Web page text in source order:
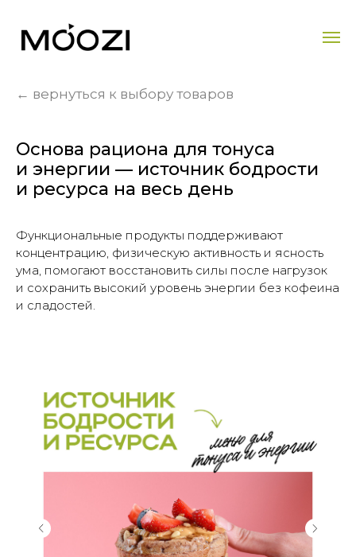
← вернуться к выбору товаров
Основа рациона для тонуса
и энергии — источник бодрости
и ресурса на весь день
Функциональные продукты поддерживают
концентрацию, физическую активность и ясность
ума, помогают восстановить силы после нагрузок
и сохранить высокий уровень энергии без кофеина
и сладостей.